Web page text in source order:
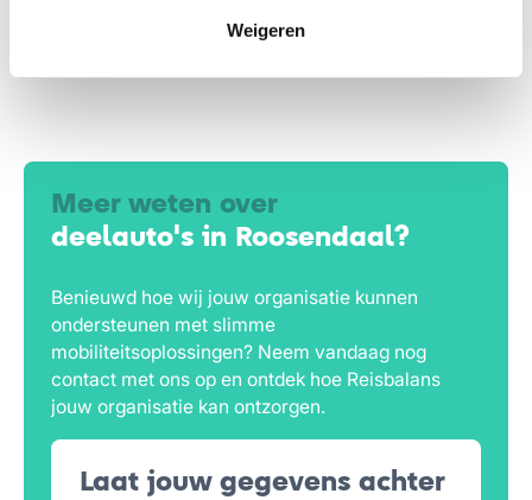
Weigeren
gereden kilometers
Meer weten over
deelauto's in Roosendaal?
Benieuwd hoe wij jouw organisatie kunnen
ondersteunen met slimme
mobiliteitsoplossingen? Neem vandaag nog
contact met ons op en ontdek hoe Reisbalans
jouw organisatie kan ontzorgen.
Laat jouw gegevens achter